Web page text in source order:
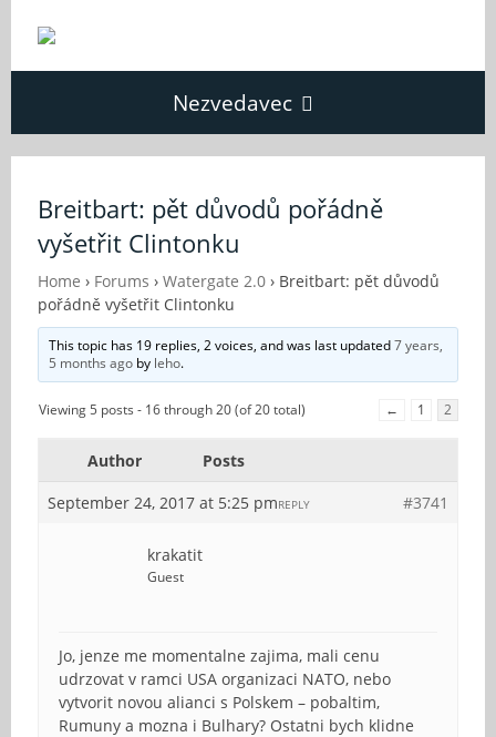
Nezvedavec
Fórum
O Nezvědavci
Kontakt
Breitbart: pět důvodů pořádně
vyšetřit Clintonku
Home › Forums › Watergate 2.0 › Breitbart: pět důvodů
pořádně vyšetřit Clintonku
This topic has 19 replies, 2 voices, and was last updated7 years,
5 months ago by leho.
Viewing 5 posts - 16 through 20 (of 20 total) ← 1 2
Author
Posts
September 24, 2017 at 5:25 pm
#3741
REPLY
krakatit
Guest
Jo, jenze me momentalne zajima, mali cenu
udrzovat v ramci USA organizaci NATO, nebo
vytvorit novou alianci s Polskem – pobaltim,
Rumuny a mozna i Bulhary? Ostatni bych klidne